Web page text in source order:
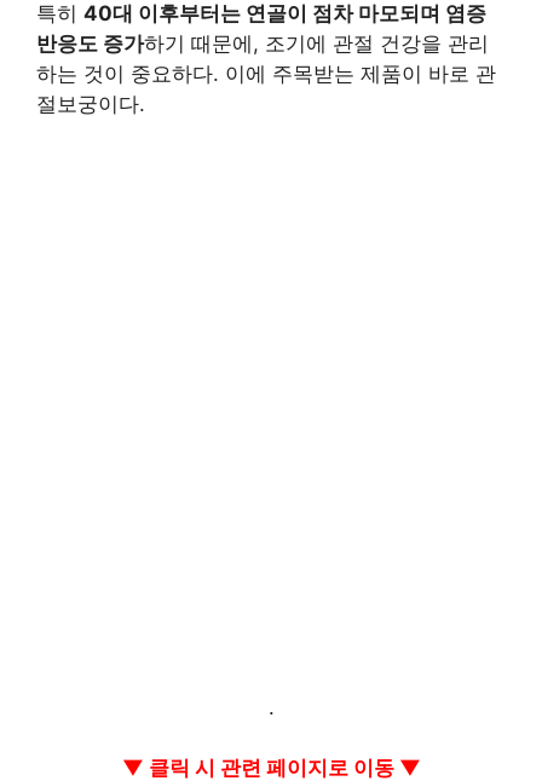
특히 40대 이후부터는 연골이 점차 마모되며 염증
반응도 증가하기 때문에, 조기에 관절 건강을 관리
하는 것이 중요하다. 이에 주목받는 제품이 바로 관
절보궁이다.
.
▼ 클릭 시 관련 페이지로 이동 ▼